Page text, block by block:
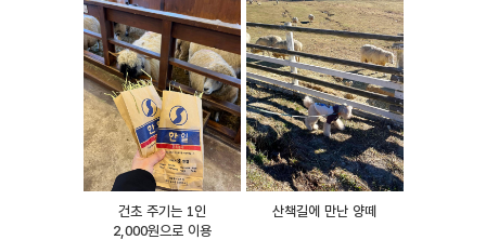
건초 주기는 1인
2,000원으로 이용
산책길에 만난 양떼